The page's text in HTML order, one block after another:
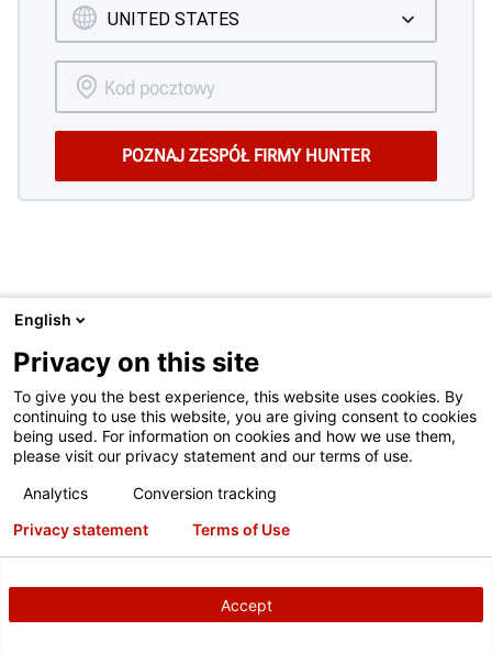
DOWIEDZ SIĘ WIĘCEJ
English
Privacy on this site
To give you the best experience, this website uses cookies. By
continuing to use this website, you are giving consent to cookies
being used. For information on cookies and how we use them,
please visit our privacy statement and our terms of use.
Analytics
Conversion tracking
Accept
Privacy statement Terms of Use